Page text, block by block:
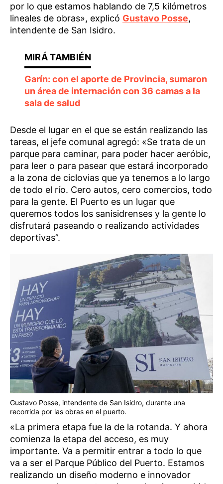
por lo que estamos hablando de 7,5 kilómetros
lineales de obras», explicó Gustavo Posse,
intendente de San Isidro.
Garín: con el aporte de Provincia, sumaron
un área de internación con 36 camas a la
sala de salud
Desde el lugar en el que se están realizando las
tareas, el jefe comunal agregó: «Se trata de un
parque para caminar, para poder hacer aeróbic,
para leer o para pasear que estará incorporado
a la zona de ciclovias que ya tenemos a lo largo
de todo el río. Cero autos, cero comercios, todo
para la gente. El Puerto es un lugar que
queremos todos los sanisidrenses y la gente lo
disfrutará paseando o realizando actividades
deportivas”.
Gustavo Posse, intendente de San Isidro, durante una
recorrida por las obras en el puerto.
«La primera etapa fue la de la rotanda. Y ahora
comienza la etapa del acceso, es muy
importante. Va a permitir entrar a todo lo que
va a ser el Parque Público del Puerto. Estamos
realizando un diseño moderno e innovador